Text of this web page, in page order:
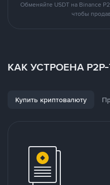
Обменяйте USDT на Binance
чтобы
КАК УСТРОЕНА
Купить криптовалюту